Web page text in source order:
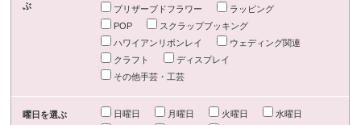
ぶ
プリザーブドフラワー
ラッピング
POP
スクラップブッキング
ハワイアンリボンレイ
ウェディング関連
クラフト
ディスプレイ
その他手芸・工芸
曜日を選ぶ 日曜日 月曜日 火曜日
水曜日